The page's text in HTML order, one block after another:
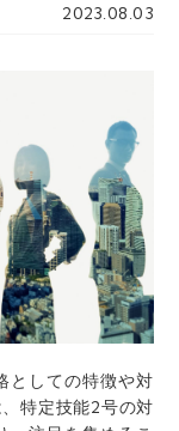
2023.08.03
としての特徴や対
特定技能2号の対